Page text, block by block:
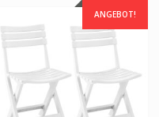
ANGEBOT!